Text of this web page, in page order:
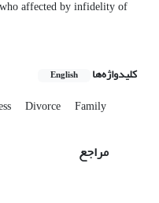
affected by infidelity of
کلیدواژه‌ها English
Divorce Family
مراجع